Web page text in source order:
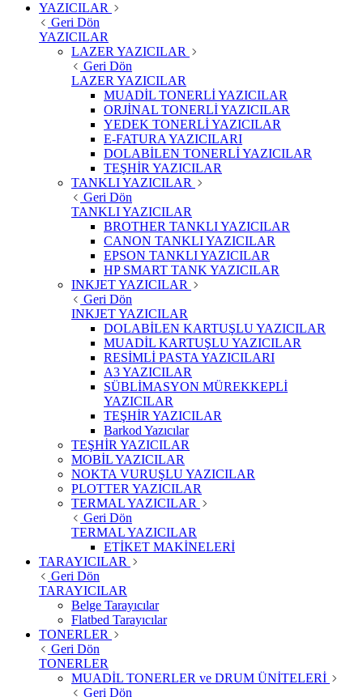
YAZICILAR
Geri Dön
YAZICILAR
LAZER YAZICILAR
Geri Dön
LAZER YAZICILAR
MUADİL TONERLİ YAZICILAR
ORJİNAL TONERLİ YAZICILAR
YEDEK TONERLİ YAZICILAR
E-FATURA YAZICILARI
DOLABİLEN TONERLİ YAZICILAR
TEŞHİR YAZICILAR
TANKLI YAZICILAR
Geri Dön
TANKLI YAZICILAR
BROTHER TANKLI YAZICILAR
CANON TANKLI YAZICILAR
EPSON TANKLI YAZICILAR
HP SMART TANK YAZICILAR
INKJET YAZICILAR
Geri Dön
INKJET YAZICILAR
DOLABİLEN KARTUŞLU YAZICILAR
MUADİL KARTUŞLU YAZICILAR
RESİMLİ PASTA YAZICILARI
A3 YAZICILAR
SÜBLİMASYON MÜREKKEPLİ
YAZICILAR
TEŞHİR YAZICILAR
Barkod Yazıcılar
TEŞHİR YAZICILAR
MOBİL YAZICILAR
NOKTA VURUŞLU YAZICILAR
PLOTTER YAZICILAR
TERMAL YAZICILAR
Geri Dön
TERMAL YAZICILAR
ETİKET MAKİNELERİ
TARAYICILAR
Geri Dön
TARAYICILAR
Belge Tarayıcılar
Flatbed Tarayıcılar
TONERLER
Geri Dön
TONERLER
MUADİL TONERLER ve DRUM ÜNİTELERİ
Geri Dön